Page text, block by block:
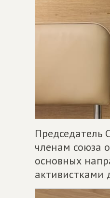
членам союза
основных
активистками